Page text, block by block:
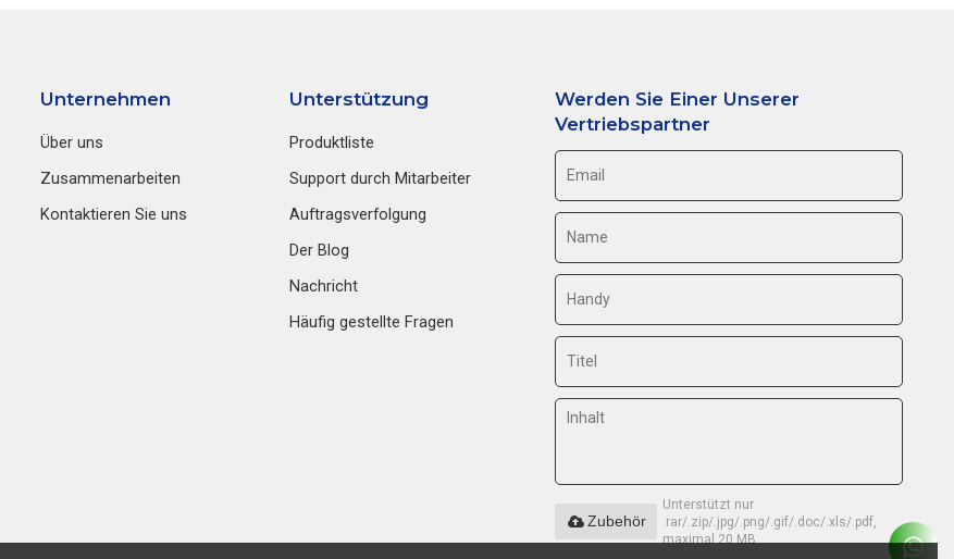
Unternehmen
Über uns
Zusammenarbeiten
Kontaktieren Sie uns
Unterstützung
Produktliste
Support durch Mitarbeiter
Auftragsverfolgung
Der Blog
Nachricht
Häufig gestellte Fragen
Werden Sie Einer Unserer
Vertriebspartner
Unterstützt nur
.rar/.zip/.jpg/.png/.gif/.doc/.xls/.pdf,
maximal 20 MB
Zubehör